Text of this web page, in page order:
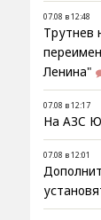
07.08 в 12:48
Трутнев
Ленина"
07.08 в 12:17
На АЗС
07.08 в 12:01